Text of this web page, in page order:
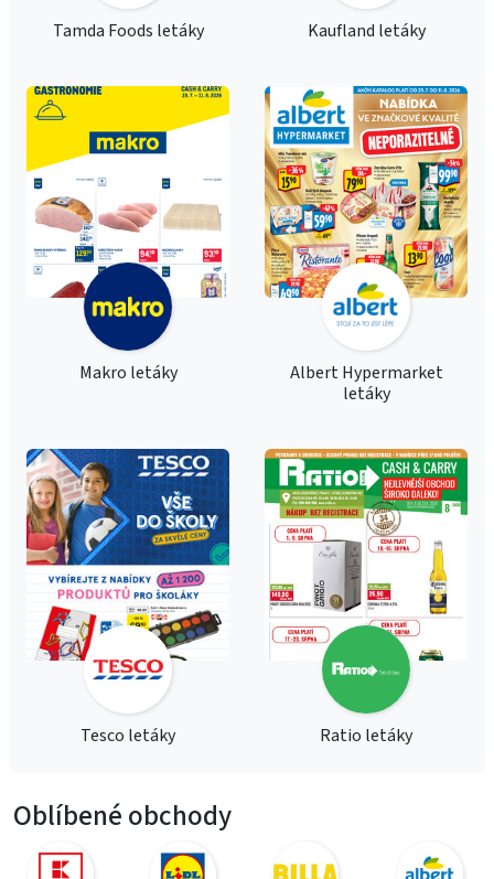
Tamda Foods letáky Kaufland letáky
Makro letáky
Albert Hypermarket
letáky
Tesco letáky Ratio letáky
Oblíbené obchody